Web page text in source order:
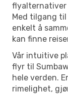
flyalternativer
Med tilgang
enkelt å
kan finne
Vår intuitive
flyr til
hele verden.
rimelighet,